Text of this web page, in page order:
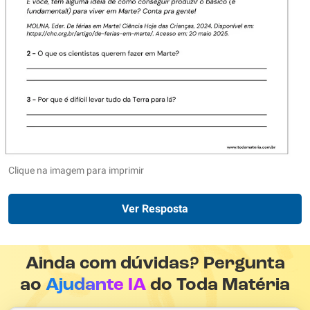
Clique na imagem para imprimir
Ver Resposta
Ainda com dúvidas? Pergunta
aoAjudante IA do Toda Matéria